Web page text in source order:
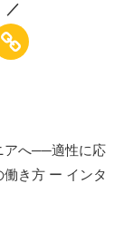
／
アへ──適性に応
き方 ー インタ